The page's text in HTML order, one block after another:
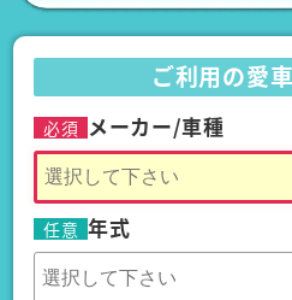
ご利用の愛
必須 メーカー/車種
任意 年式